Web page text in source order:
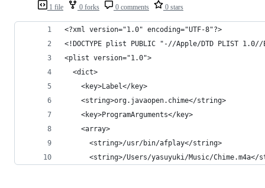
1 file 0 forks 0 comments 0 stars
<?xml version="1.0" encoding="UTF-8"?>
<!DOCTYPE plist PUBLIC "-//Apple/DTD PLIST
<plist version="1.0">
  <dict>
    <key>Label</key>
    <string>org.javaopen.chime</string>
    <key>ProgramArguments</key>
    <array>
      <string>/usr/bin/afplay</string>
<string>/Users/yasuyuki/Music/Chime.m4a</